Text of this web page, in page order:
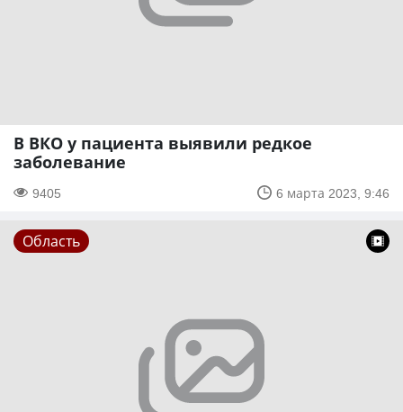
В ВКО у пациента выявили редкое
заболевание
9405 6 марта 2023, 9:46
Область